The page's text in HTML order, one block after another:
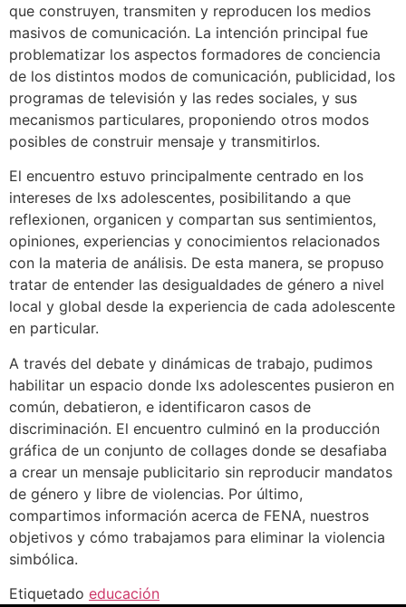
que construyen, transmiten y reproducen los medios
masivos de comunicación. La intención principal fue
problematizar los aspectos formadores de conciencia
de los distintos modos de comunicación, publicidad, los
programas de televisión y las redes sociales, y sus
mecanismos particulares, proponiendo otros modos
posibles de construir mensaje y transmitirlos.
El encuentro estuvo principalmente centrado en los
intereses de lxs adolescentes, posibilitando a que
reflexionen, organicen y compartan sus sentimientos,
opiniones, experiencias y conocimientos relacionados
con la materia de análisis. De esta manera, se propuso
tratar de entender las desigualdades de género a nivel
local y global desde la experiencia de cada adolescente
en particular.
A través del debate y dinámicas de trabajo, pudimos
habilitar un espacio donde lxs adolescentes pusieron en
común, debatieron, e identificaron casos de
discriminación. El encuentro culminó en la producción
gráfica de un conjunto de collages donde se desafiaba
a crear un mensaje publicitario sin reproducir mandatos
de género y libre de violencias. Por último,
compartimos información acerca de FENA, nuestros
objetivos y cómo trabajamos para eliminar la violencia
simbólica.
Etiquetado educación